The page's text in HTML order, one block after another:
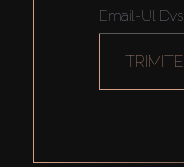
TRIMITE